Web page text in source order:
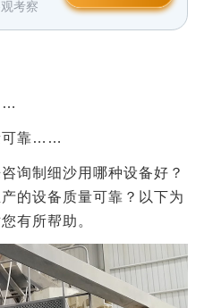
考察
可靠……
询制细沙用哪种设备好？
的设备质量可靠？以下为
有所帮助。